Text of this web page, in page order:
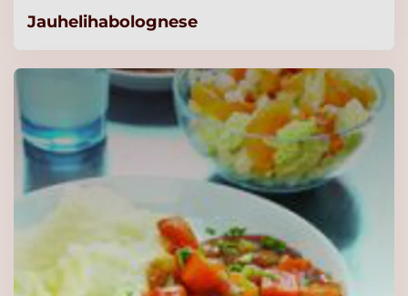
Knorr Lihaliemi,
vähäsuolainen 1kg/125L
Lue lisää
Knorr Lihaliemi,
vähäsuolainen 5kg/625L
Knorr Kasvisliemi,
vähäsuolainen 5kg/625L
Lue lisää
Jauhelihabolognese